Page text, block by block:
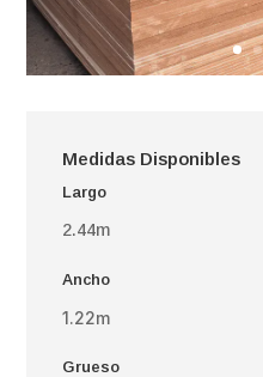
Medidas Disponibles
Largo
2.44m
Ancho
1.22m
Grueso